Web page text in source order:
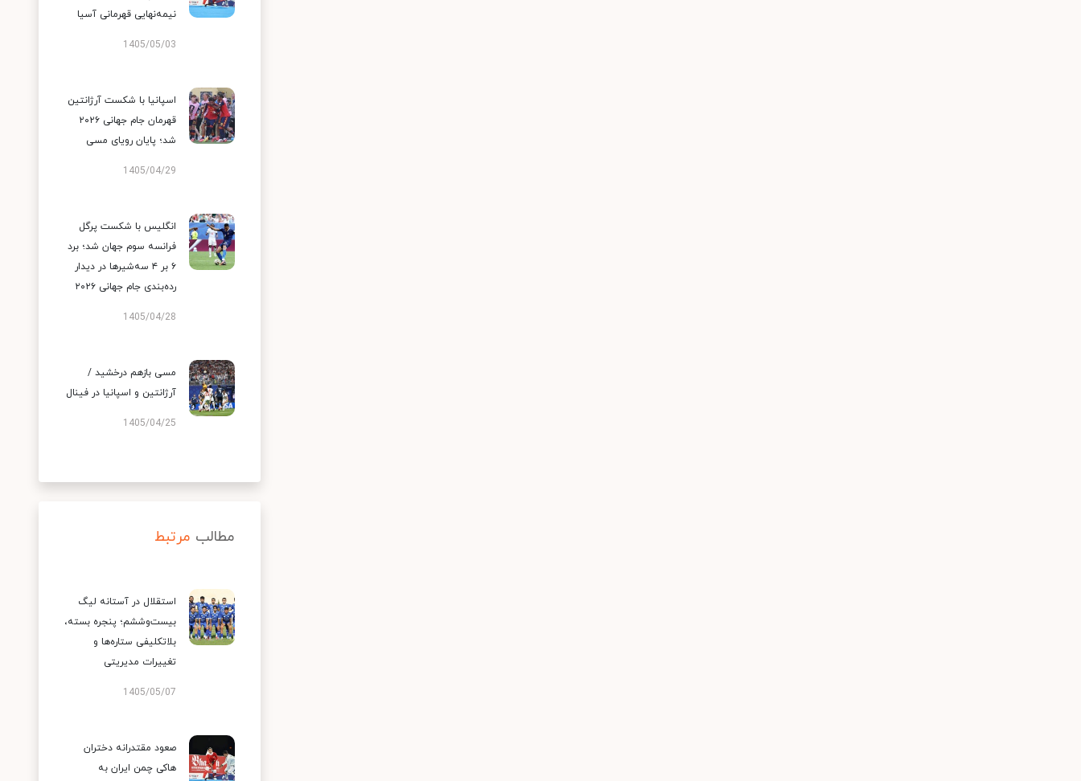
نیمه‌نهایی قهرمانی آسیا
1405/05/03
اسپانیا با شکست آرژانتین
قهرمان جام جهانی ۲۰۲۶
شد؛ پایان رویای مسی
1405/04/29
انگلیس با شکست پرگل
فرانسه سوم جهان شد؛ برد
۶ بر ۴ سه‌شیرها در دیدار
رده‌بندی جام جهانی ۲۰۲۶
1405/04/28
مسی بازهم درخشید /
آرژانتین و اسپانیا در فینال
1405/04/25
مطالب مرتبط
استقلال در آستانه لیگ
بیست‌وششم؛ پنجره بسته،
بلاتکلیفی ستاره‌ها و
تغییرات مدیریتی
1405/05/07
صعود مقتدرانه دختران
هاکی چمن ایران به